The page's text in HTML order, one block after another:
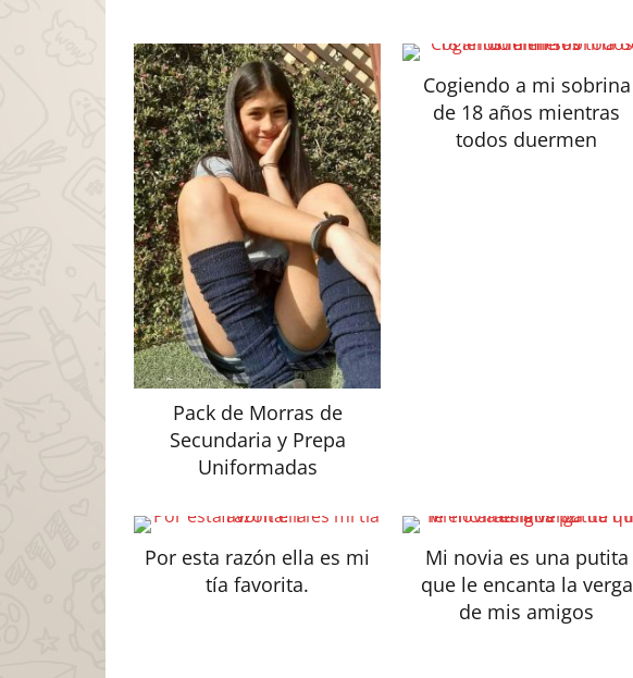
Pack de Morras de
Secundaria y Prepa
Uniformadas
Cogiendo a mi sobrina
de 18 años mientras
todos duermen
Por esta razón ella es mi
tía favorita.
Mi novia es una putita
que le encanta la verga
de mis amigos